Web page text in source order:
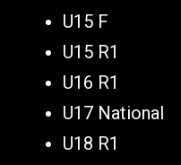
U15 F
U15 R1
U16 R1
U17 National
U18 R1